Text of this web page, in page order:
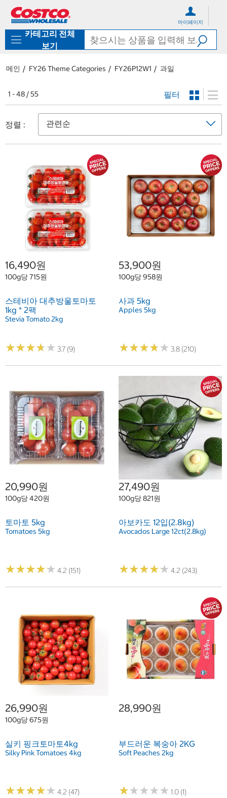
로
기
가
마이페이지
카테고리 전체
보기
메인 FY26 Theme Categories FY26P12W1 과일
1 - 48 / 55 필터
정렬 :
16,490원
100g당 715원
스테비아 대추방울토마토
1kg * 2팩
Stevia Tomato 2kg
★★★★★
★★★★★ 3.7 (9)
53,900원
100g당 958원
사과 5kg
Apples 5kg
★★★★★
★★★★★ 3.8 (210)
20,990원
100g당 420원
토마토 5kg
Tomatoes 5kg
★★★★★
★★★★★ 4.2 (151)
27,490원
100g당 821원
아보카도 12입(2.8kg)
Avocados Large 12ct(2.8kg)
★★★★★
★★★★★ 4.2 (243)
26,990원
100g당 675원
실키 핑크토마토4kg
Silky Pink Tomatoes 4kg
★★★★★
★★★★★ 4.2 (47)
28,990원
부드러운 복숭아 2KG
Soft Peaches 2kg
★★★★★
★★★★★ 1.0 (1)